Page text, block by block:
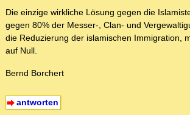
Die einzige wirkliche Lösung gegen die
gegen 80% der Messer-, Clan- und
die Reduzierung der islamischen Immigration,
auf Null.
Bernd Borchert
antworten